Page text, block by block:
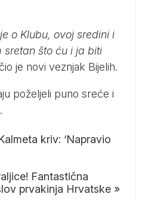
o Klubu, ovoj sredini i
što ću i ja biti
je novi veznjak Bijelih.
poželjeli puno sreće i
kriv: ‘Napravio
Fantastična
prvakinja Hrvatske »